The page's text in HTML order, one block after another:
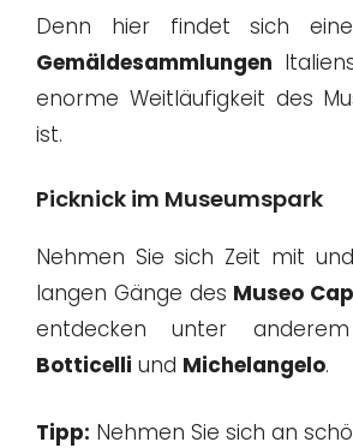
Denn hier findet sich
Gemäldesammlungen
enorme Weitläufigkeit des
ist.
Picknick im Museumspark
Nehmen Sie sich Zeit mit
langen Gänge des Museo
entdecken unter
Botticelli und Michelangelo.
Tipp: Nehmen Sie sich an